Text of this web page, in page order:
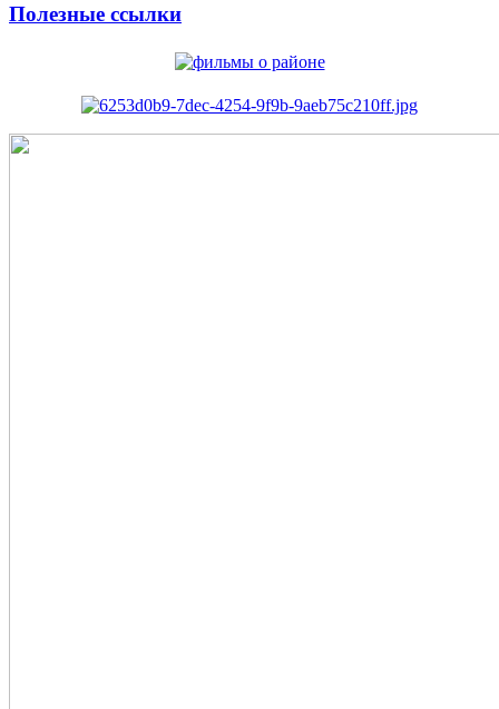
Полезные ссылки